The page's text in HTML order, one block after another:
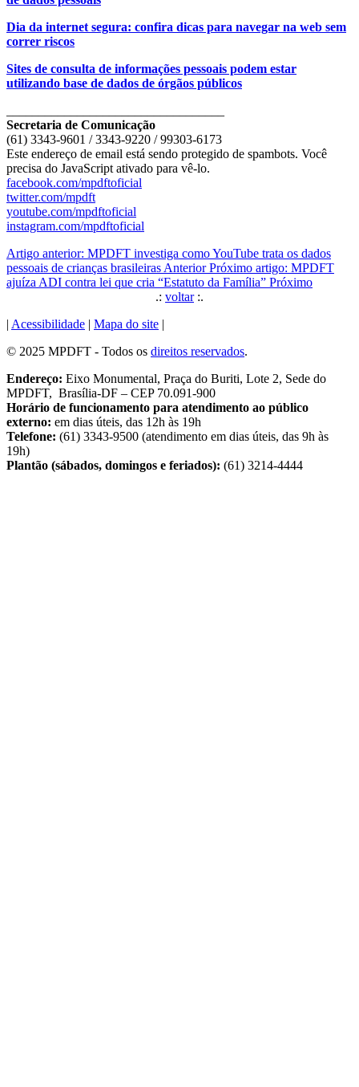
Dia da internet segura: confira dicas para navegar na web sem
correr riscos
Sites de consulta de informações pessoais podem estar
utilizando base de dados de órgãos públicos
Secretaria de Comunicação
(61) 3343-9601 / 3343-9220 / 99303-6173
Este endereço de email está sendo protegido de spambots. Você
precisa do JavaScript ativado para vê-lo.
facebook.com/mpdftoficial
twitter.com/mpdft
youtube.com/mpdftoficial
instagram.com/mpdftoficial
Artigo anterior: MPDFT investiga como YouTube trata os dados
pessoais de crianças brasileiras Anterior Próximo artigo: MPDFT
ajuíza ADI contra lei que cria “Estatuto da Família” Próximo
.: voltar:.
| Acessibilidade | Mapa do site |
© 2025 MPDFT - Todos os direitos reservados.
Endereço: Eixo Monumental, Praça do Buriti, Lote 2, Sede do
MPDFT, Brasília-DF – CEP 70.091-900
Horário de funcionamento para atendimento ao público
externo: em dias úteis, das 12h às 19h
Telefone: (61) 3343-9500 (atendimento em dias úteis, das 9h às
19h)
Plantão (sábados, domingos e feriados): (61) 3214-4444